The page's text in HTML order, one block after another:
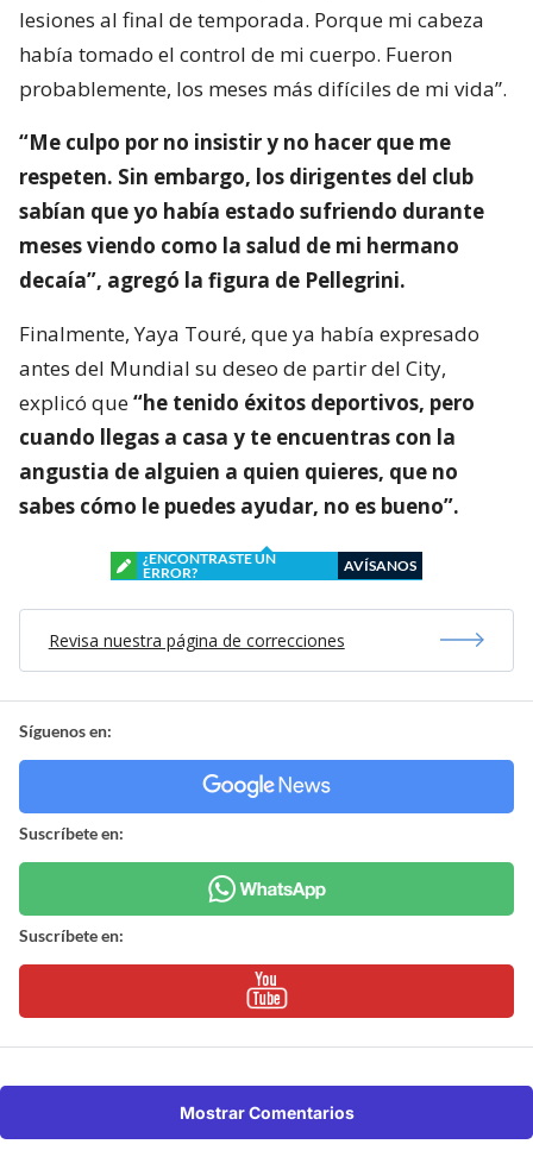
lesiones al final de temporada. Porque mi cabeza
había tomado el control de mi cuerpo. Fueron
probablemente, los meses más difíciles de mi vida”.
“Me culpo por no insistir y no hacer que me
respeten. Sin embargo, los dirigentes del club
sabían que yo había estado sufriendo durante
meses viendo como la salud de mi hermano
decaía”, agregó la figura de Pellegrini.
Finalmente, Yaya Touré, que ya había expresado
antes del Mundial su deseo de partir del City,
explicó que“he tenido éxitos deportivos, pero
cuando llegas a casa y te encuentras con la
angustia de alguien a quien quieres, que no
sabes cómo le puedes ayudar, no es bueno”.
¿ENCONTRASTE UN
ERROR?
AVÍSANOS
Revisa nuestra página de correcciones
Síguenos en:
Suscríbete en:
Suscríbete en:
Mostrar Comentarios